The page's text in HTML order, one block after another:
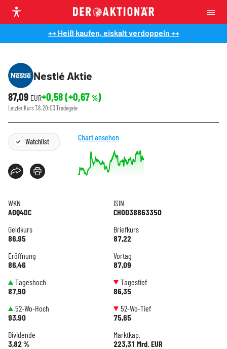
++ Heiß kaufen, eiskalt verdoppeln ++
Nestlé Aktie
87,09 EUR+0,58(+0,67 %)
Letzter Kurs7.8. 20:03Tradegate
Watchlist Chart ansehen
WKN
A0Q4DC
ISIN
CH0038863350
Geldkurs
86,95
Briefkurs
87,22
Eröffnung
86,46
Vortag
87,09
Tageshoch
87,90
Tagestief
86,35
52-Wo-Hoch
93,90
52-Wo-Tief
75,65
Dividende
3,82 %
Marktkap.
223,31 Mrd. EUR